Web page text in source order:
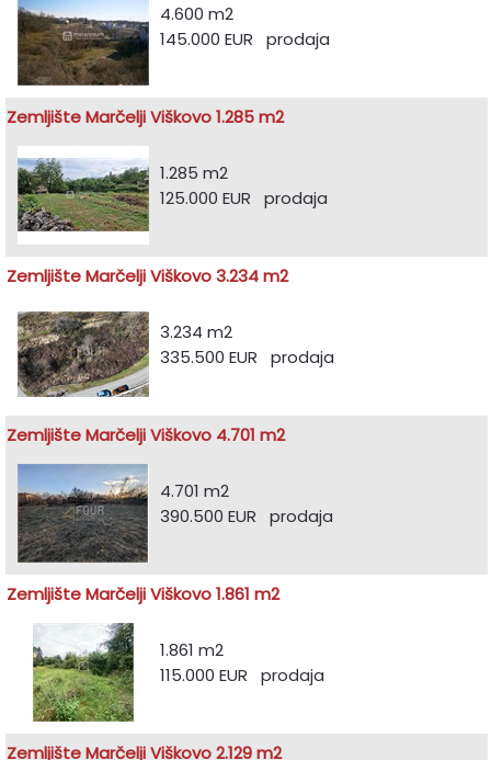
4.600 m2
145.000 EUR prodaja
Zemljište Marčelji Viškovo 1.285 m2
1.285 m2
125.000 EUR prodaja
Zemljište Marčelji Viškovo 3.234 m2
3.234 m2
335.500 EUR prodaja
Zemljište Marčelji Viškovo 4.701 m2
4.701 m2
390.500 EUR prodaja
Zemljište Marčelji Viškovo 1.861 m2
1.861 m2
115.000 EUR prodaja
Zemljište Marčelji Viškovo 2.129 m2